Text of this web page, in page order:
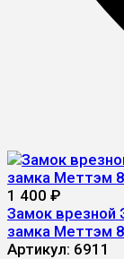
1 400 ₽
Замок врезной
замка Меттэм
Артикул: 6911